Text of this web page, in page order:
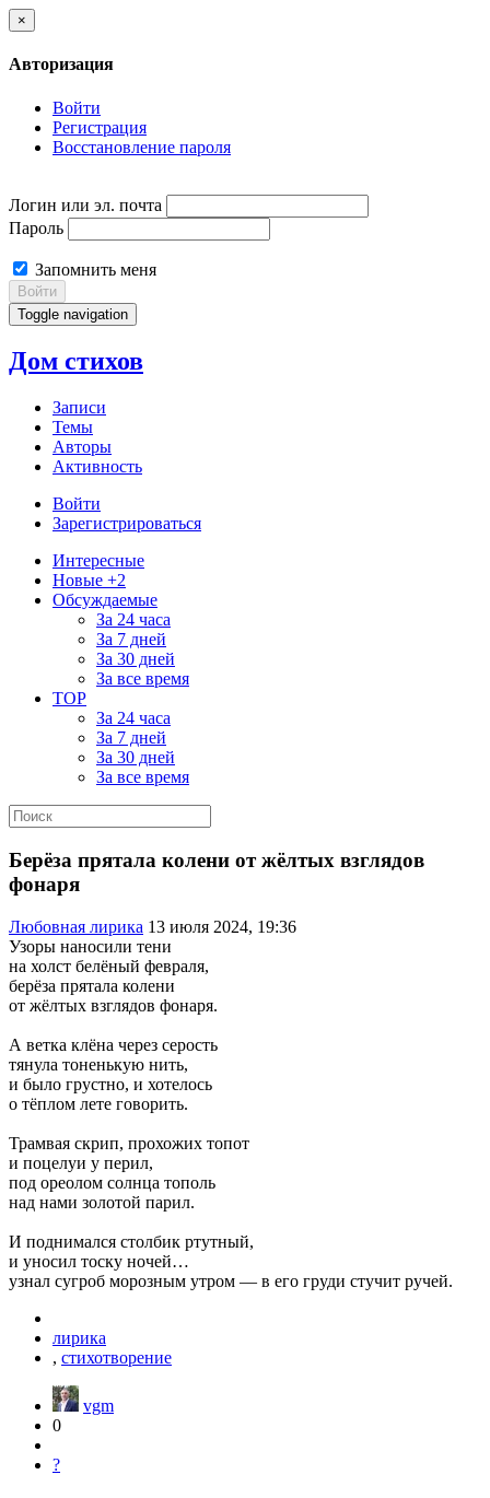
×
Авторизация
Войти
Регистрация
Восстановление пароля
Логин или эл. почта
Пароль
Запомнить меня
Войти
Toggle navigation
Дом стихов
Записи
Темы
Авторы
Активность
Войти
Зарегистрироваться
Интересные
Новые +2
Обсуждаемые
За 24 часа
За 7 дней
За 30 дней
За все время
TOP
За 24 часа
За 7 дней
За 30 дней
За все время
Берёза прятала колени от жёлтых взглядов
фонаря
Любовная лирика 13 июля 2024, 19:36
Узоры наносили тени
на холст белёный февраля,
берёза прятала колени
от жёлтых взглядов фонаря.
А ветка клёна через серость
тянула тоненькую нить,
и было грустно, и хотелось
о тёплом лете говорить.
Трамвая скрип, прохожих топот
и поцелуи у перил,
под ореолом солнца тополь
над нами золотой парил.
И поднимался столбик ртутный,
и уносил тоску ночей…
узнал сугроб морозным утром — в его груди стучит ручей.
лирика
, стихотворение
vgm
0
?